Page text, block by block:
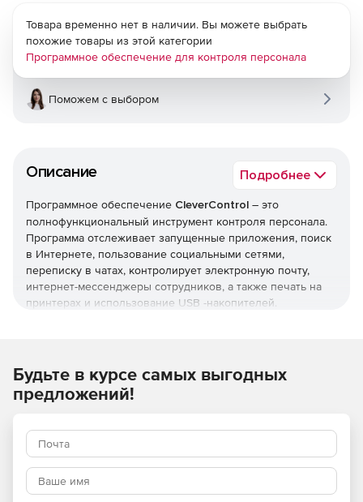
Описание Подробнее
Программное обеспечение CleverControl – это
полнофункциональный инструмент контроля персонала.
Программа отслеживает запущенные приложения, поиск
в Интернете, пользование социальными сетями,
переписку в чатах, контролирует электронную почту,
интернет-мессенджеры сотрудников, а также печать на
принтерах и использование USB -накопителей.
сеансов пользователей, продолжительности рабочего
времени, контроль всех запущенных приложений.
корпоративной информации, т.к. включает функции
мониторинга нажатия клавиш, онлайн-чатов, посещаемых
веб-сайтов. Продукт также предлагает возможность
использовать офисные веб-камеры в качестве системы
наблюдения.
Товара временно нет в наличии. Вы можете выбрать
похожие товары из этой категории
Программное обеспечение для контроля персонала
Поможем с выбором
Будьте в курсе самых выгодных
предложений!